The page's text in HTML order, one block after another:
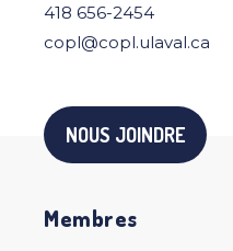
418 656-2454
copl@copl.ulaval.ca
NOUS JOINDRE
Membres